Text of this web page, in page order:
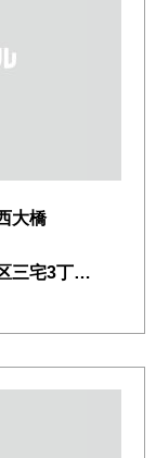
大橋
福岡県福岡市南区三宅3丁目14番22号